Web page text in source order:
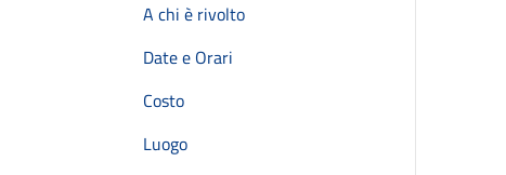
A chi è rivolto
Date e Orari
Costo
Luogo